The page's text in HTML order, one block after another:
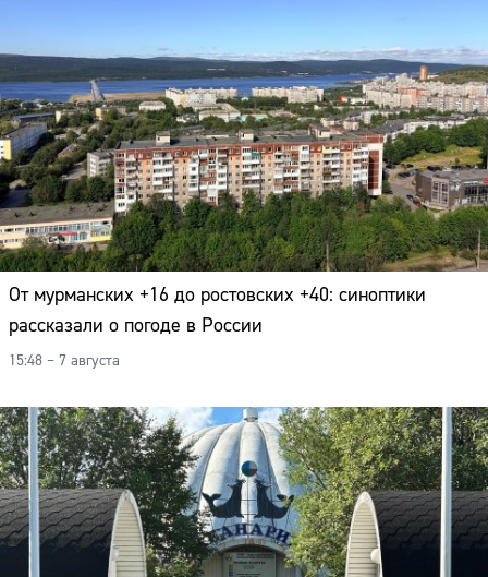
От мурманских +16 до ростовских +40: синоптики
рассказали о погоде в России
15:48 – 7 августа